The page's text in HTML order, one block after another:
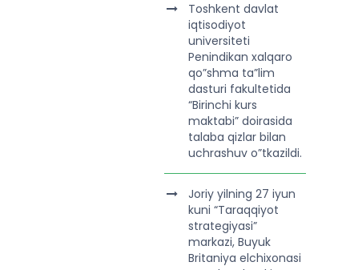
Toshkent davlat
iqtisodiyot
universiteti
Penindikan xalqaro
qo”shma ta”lim
dasturi fakultetida
“Birinchi kurs
maktabi” doirasida
talaba qizlar bilan
uchrashuv o”tkazildi.
Joriy yilning 27 iyun
kuni “Taraqqiyot
strategiyasi”
markazi, Buyuk
Britaniya elchixonasi